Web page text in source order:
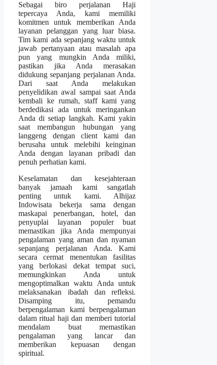
Sebagai biro perjalanan Haji
tepercaya Anda, kami memiliki
komitmen untuk memberikan Anda
layanan pelanggan yang luar biasa.
Tim kami ada sepanjang waktu untuk
jawab pertanyaan atau masalah apa
pun yang mungkin Anda miliki,
pastikan jika Anda merasakan
didukung sepanjang perjalanan Anda.
Dari saat Anda melakukan
penyelidikan awal sampai saat Anda
kembali ke rumah, staff kami yang
berdedikasi ada untuk meringankan
Anda di setiap langkah. Kami yakin
saat membangun hubungan yang
langgeng dengan client kami dan
berusaha untuk melebihi keinginan
Anda dengan layanan pribadi dan
penuh perhatian kami.
Keselamatan dan kesejahteraan
banyak jamaah kami sangatlah
penting untuk kami. Alhijaz
Indowisata bekerja sama dengan
maskapai penerbangan, hotel, dan
penyuplai layanan populer buat
memastikan jika Anda mempunyai
pengalaman yang aman dan nyaman
sepanjang perjalanan Anda. Kami
secara cermat menentukan fasilitas
yang berlokasi dekat tempat suci,
memungkinkan Anda untuk
mengoptimalkan waktu Anda untuk
melaksanakan ibadah dan refleksi.
Disamping itu, pemandu
berpengalaman kami berpengalaman
dalam ritual haji dan memberi tutorial
mendalam buat memastikan
pengalaman yang lancar dan
memberikan kepuasan dengan
spiritual.